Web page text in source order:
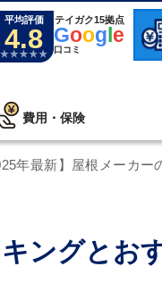
平均評価
4.8
テイガク15拠点
Google
口コミ
費用・保険
年最新】屋根メーカー
ングとお